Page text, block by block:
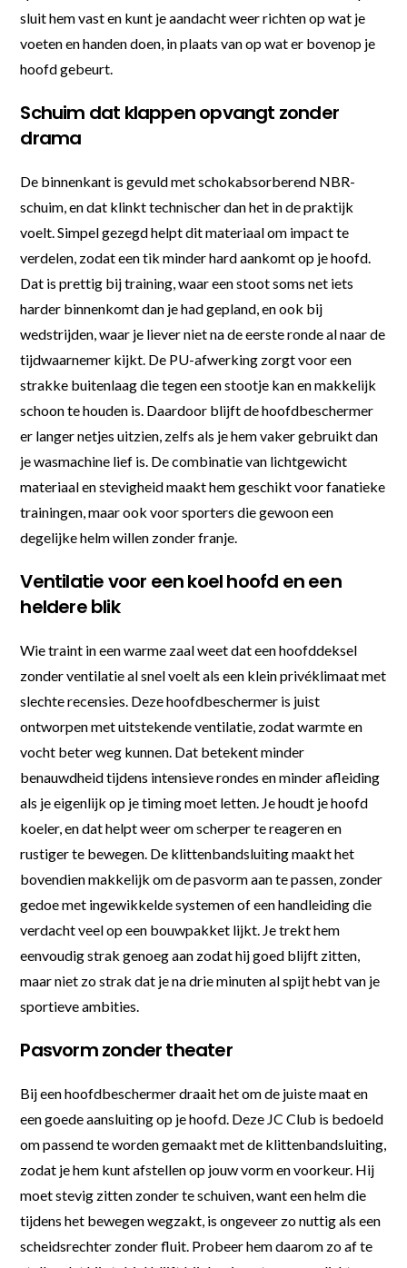
sluit hem vast en kunt je aandacht weer richten op wat je
voeten en handen doen, in plaats van op wat er bovenop je
hoofd gebeurt.
Schuim dat klappen opvangt zonder
drama
De binnenkant is gevuld met schokabsorberend NBR-
schuim, en dat klinkt technischer dan het in de praktijk
voelt. Simpel gezegd helpt dit materiaal om impact te
verdelen, zodat een tik minder hard aankomt op je hoofd.
Dat is prettig bij training, waar een stoot soms net iets
harder binnenkomt dan je had gepland, en ook bij
wedstrijden, waar je liever niet na de eerste ronde al naar de
tijdwaarnemer kijkt. De PU-afwerking zorgt voor een
strakke buitenlaag die tegen een stootje kan en makkelijk
schoon te houden is. Daardoor blijft de hoofdbeschermer
er langer netjes uitzien, zelfs als je hem vaker gebruikt dan
je wasmachine lief is. De combinatie van lichtgewicht
materiaal en stevigheid maakt hem geschikt voor fanatieke
trainingen, maar ook voor sporters die gewoon een
degelijke helm willen zonder franje.
Ventilatie voor een koel hoofd en een
heldere blik
Wie traint in een warme zaal weet dat een hoofddeksel
zonder ventilatie al snel voelt als een klein privéklimaat met
slechte recensies. Deze hoofdbeschermer is juist
ontworpen met uitstekende ventilatie, zodat warmte en
vocht beter weg kunnen. Dat betekent minder
benauwdheid tijdens intensieve rondes en minder afleiding
als je eigenlijk op je timing moet letten. Je houdt je hoofd
koeler, en dat helpt weer om scherper te reageren en
rustiger te bewegen. De klittenbandsluiting maakt het
bovendien makkelijk om de pasvorm aan te passen, zonder
gedoe met ingewikkelde systemen of een handleiding die
verdacht veel op een bouwpakket lijkt. Je trekt hem
eenvoudig strak genoeg aan zodat hij goed blijft zitten,
maar niet zo strak dat je na drie minuten al spijt hebt van je
sportieve ambities.
Pasvorm zonder theater
Bij een hoofdbeschermer draait het om de juiste maat en
een goede aansluiting op je hoofd. Deze JC Club is bedoeld
om passend te worden gemaakt met de klittenbandsluiting,
zodat je hem kunt afstellen op jouw vorm en voorkeur. Hij
moet stevig zitten zonder te schuiven, want een helm die
tijdens het bewegen wegzakt, is ongeveer zo nuttig als een
scheidsrechter zonder fluit. Probeer hem daarom zo af te